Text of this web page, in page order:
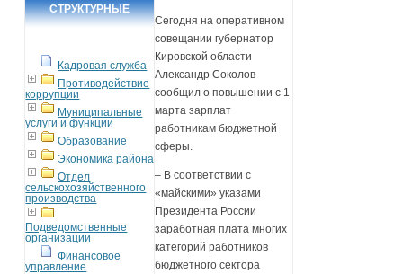
СТРУКТУРНЫЕ
Кадровая служба
Противодействие
коррупции
Муниципальные
услуги и функции
Образование
Экономика района
Отдел
сельскохозяйственного
производства
Подведомственные
организации
Финансовое
управление
Сегодня на оперативном
совещании губернатор
Кировской области
Александр Соколов
сообщил о повышении с 1
марта зарплат
работникам бюджетной
сферы.
– В соответствии с
«майскими» указами
Президента России
заработная плата многих
категорий работников
бюджетного сектора